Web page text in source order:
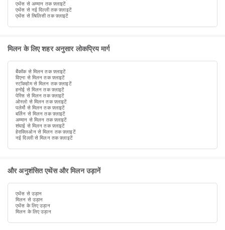
एथेंस से अम्मान तक फ़्लाइटें
एथेंस से नई दिल्ली तक फ़्लाइटें
एथेंस से त्बिलिसी तक फ़्लाइटें
मिलन के लिए शहर अनुसार लोकप्रिय मार्ग
बैंकॉक से मिलन तक फ़्लाइटें
विएना से मिलन तक फ़्लाइटें
स्टॉकहोम से मिलन तक फ़्लाइटें
हनोई से मिलन तक फ़्लाइटें
पेरिस से मिलन तक फ़्लाइटें
ओस्लो से मिलन तक फ़्लाइटें
पलेर्मो से मिलन तक फ़्लाइटें
बर्लिन से मिलन तक फ़्लाइटें
अम्मान से मिलन तक फ़्लाइटें
शंघाई से मिलन तक फ़्लाइटें
हेराक्लिओन से मिलन तक फ़्लाइटें
नई दिल्ली से मिलन तक फ़्लाइटें
और अनुशंसित एथेंस और मिलन उड़ानें
एथेंस से उड़ान
मिलन से उड़ान
एथेंस के लिए उड़ान
मिलन के लिए उड़ान